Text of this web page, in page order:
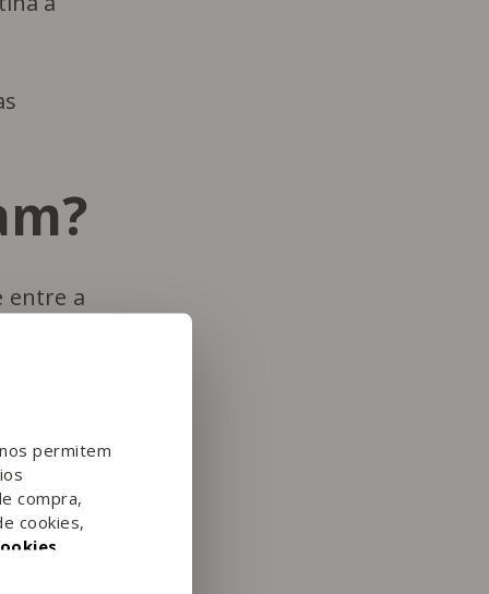
permitem
compra,
cookies,
entre a
muito